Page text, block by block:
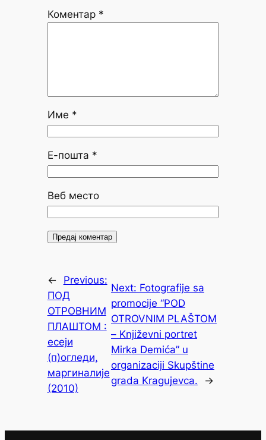
Коментар *
Име *
Е-пошта *
Веб место
←
Previous:
ПОД
ОТРОВНИМ
ПЛАШТОМ :
есеји
(п)огледи,
маргиналије
(2010)
Next: Fotografije sa
promocije “POD
OTROVNIM PLAŠTOM
– Književni portret
Mirka Demića” u
organizaciji Skupštine
grada Kragujevca.
→